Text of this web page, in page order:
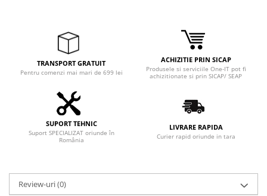
TRANSPORT GRATUIT
Pentru comenzi mai mari de 699 lei
ACHIZITIE PRIN SICAP
Produsele si serviciile One-IT pot fi
achizitionate si prin SICAP/ SEAP
SUPORT TEHNIC
Suport SPECIALIZAT oriunde în
România
LIVRARE RAPIDA
Curier rapid oriunde in tara
Review-uri(0)